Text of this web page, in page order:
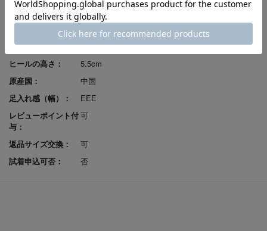
ｱｯﾊﾟｰ材料：
合成皮革
合成底
重さ：
240ｇ
ヒールの高さ：
5.5cm
原産国：
中国
足入れ感（幅）：
EEE
レビューポイント付
与：
可
返品サイズ交換：
可
試着申込可否：
否